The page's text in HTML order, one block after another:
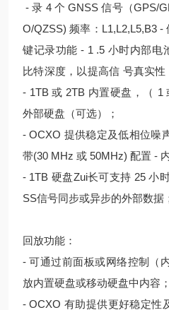
- 录 4 个 GNSS 信号（GPS/
O/QZSS) 频率：L1,L2,L5,B3
键记录功能 - 1 .5 小时内部电
比特深度，以提高信 号真实性
- 1TB 或 2TB 内置硬盘，（ 1
外部硬盘（可选）；
- OCXO 提供稳定及低相位噪
带(30 MHz 或 50MHz) 配置 -
- 1TB 硬盘Zui长可支持 25 小
SS信号同步或异步的外部数据
回放功能：
- 可通过前面板或网络控制（
放内置硬盘或移动硬盘中内容；
- OCXO 有助提供更好稳定性